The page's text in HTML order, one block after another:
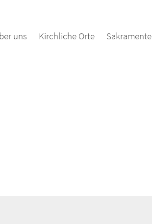
uns Kirchliche Orte